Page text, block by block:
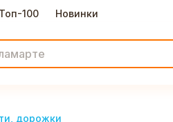
Топ-100 Новинки
дорожки